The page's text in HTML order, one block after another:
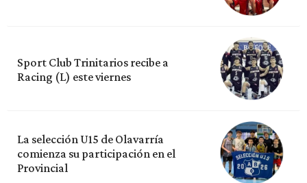
Sport Club Trinitarios recibe a
Racing (L) este viernes
La selección U15 de Olavarría
comienza su participación en el
Provincial